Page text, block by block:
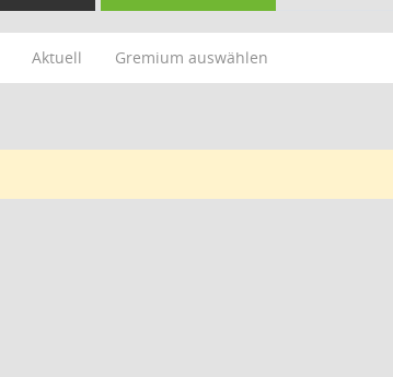
Aktuell Gremium auswählen